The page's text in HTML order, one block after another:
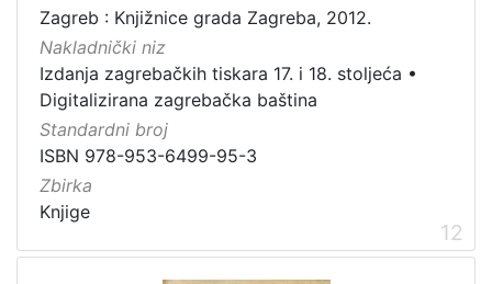
Zagreb : Knjižnice grada Zagreba, 2012.
Nakladnički niz
Izdanja zagrebačkih tiskara 17. i 18. stoljeća •
Digitalizirana zagrebačka baština
Standardni broj
ISBN 978-953-6499-95-3
Zbirka
Knjige
12